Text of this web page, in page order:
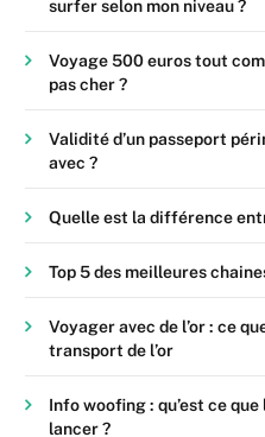
surfer selon mon niveau ?
Voyage 500 euros tout
pas cher ?
Validité d’un passeport
avec ?
Quelle est la différence
Top 5 des meilleures
Voyager avec de l’or : ce
transport de l’or
Info woofing : qu’est ce
lancer ?